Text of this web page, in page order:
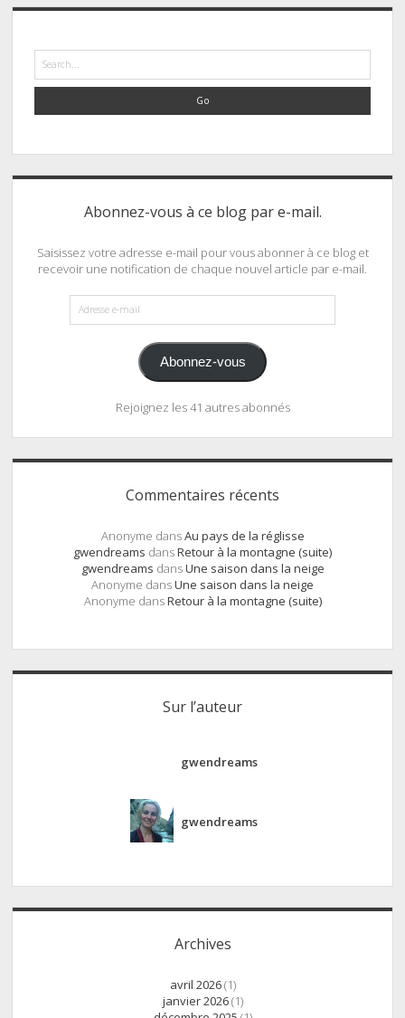
Search
Abonnez-vous à ce blog par e-mail.
Saisissez votre adresse e-mail pour vous abonner à ce blog et
recevoir une notification de chaque nouvel article par e-mail.
Adresse
e-
Abonnez-vous
Rejoignez les 41 autres abonnés
Commentaires récents
Anonyme dansAu pays de la réglisse
gwendreams dansRetour à la montagne (suite)
gwendreams dansUne saison dans la neige
Anonyme dansUne saison dans la neige
Anonyme dansRetour à la montagne (suite)
Sur l’auteur
gwendreams
gwendreams
Archives
avril 2026(1)
janvier 2026(1)